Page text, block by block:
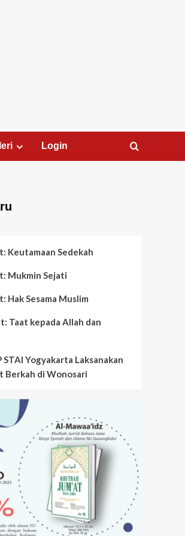
Login
Keutamaan Sedekah
Mukmin Sejati
Hak Sesama Muslim
Taat kepada Allah dan
STAI Yogyakarta Laksanakan
Berkah di Wonosari